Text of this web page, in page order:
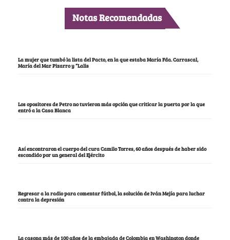
Notas Recomendadas
La mujer que tumbó la lista del Pacto, en la que estaba María Fda. Carrascal,
María del Mar Pizarro y “Lalis
Los opositores de Petro no tuvieron más opción que criticar la puerta por la que
entró a la Casa Blanca
Así encontraron el cuerpo del cura Camilo Torres, 60 años después de haber sido
escondido por un general del Ejército
Regresar a la radio para comentar fútbol, la solución de Iván Mejía para luchar
contra la depresión
La casona más de 100 años de la embajada de Colombia en Washington donde